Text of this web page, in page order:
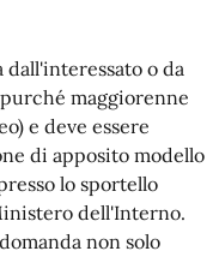
dall'interessato o da
maggiorenne
e deve essere
di apposito modello
lo sportello
dell'Interno.
non solo